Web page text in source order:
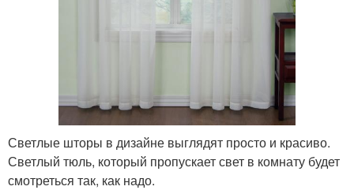
Светлые шторы в дизайне выглядят просто и красиво.
Светлый тюль, который пропускает свет в комнату будет
смотреться так, как надо.